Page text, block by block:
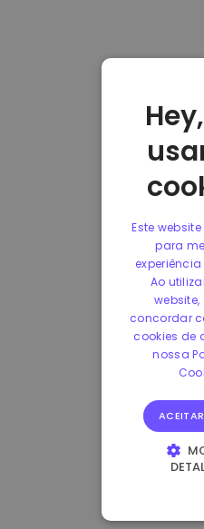
Este
para
Ao
concordar
cookies de
nossa